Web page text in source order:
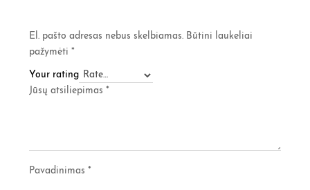
El. pašto adresas nebus skelbiamas. Būtini laukeliai
pažymėti*
Your rating
Jūsų atsiliepimas*
Pavadinimas*